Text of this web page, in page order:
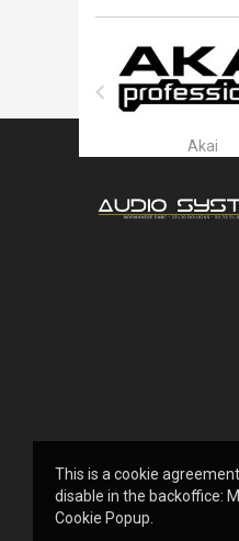
This is a cookie
disable in the backoffice:
Cookie Popup.

Akai